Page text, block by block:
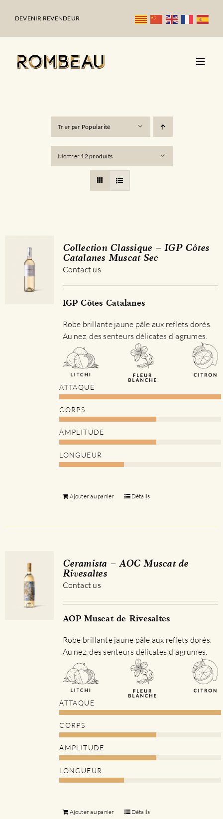
DEVENIR REVENDEUR
Trier par Popularité
Montrer 12 produits
Collection Classique – IGP Côtes
Catalanes Muscat Sec
Contact us
IGP Côtes Catalanes
Robe brillante jaune pâle aux reflets dorés.
Au nez, des senteurs délicates d'agrumes.
ATTAQUE
CORPS
AMPLITUDE
LONGUEUR
Ajouter au panier Détails
Ceramista – AOC Muscat de
Rivesaltes
Contact us
AOP Muscat de Rivesaltes
Robe brillante jaune pâle aux reflets dorés.
Au nez, des senteurs délicates d'agrumes.
ATTAQUE
CORPS
AMPLITUDE
LONGUEUR
Ajouter au panier Détails